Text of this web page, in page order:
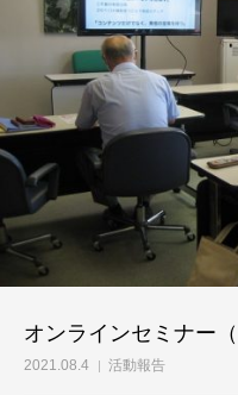
オンラインセミナー
2021.08.4 活動報告